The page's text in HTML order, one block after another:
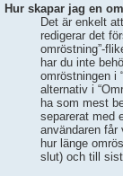
Hur skapar jag en
Det är enkelt
redigerar det
omröstning”-
har du inte
omröstningen i
alternativ i
ha som mest
separerat med
användaren får
hur länge
slut) och till